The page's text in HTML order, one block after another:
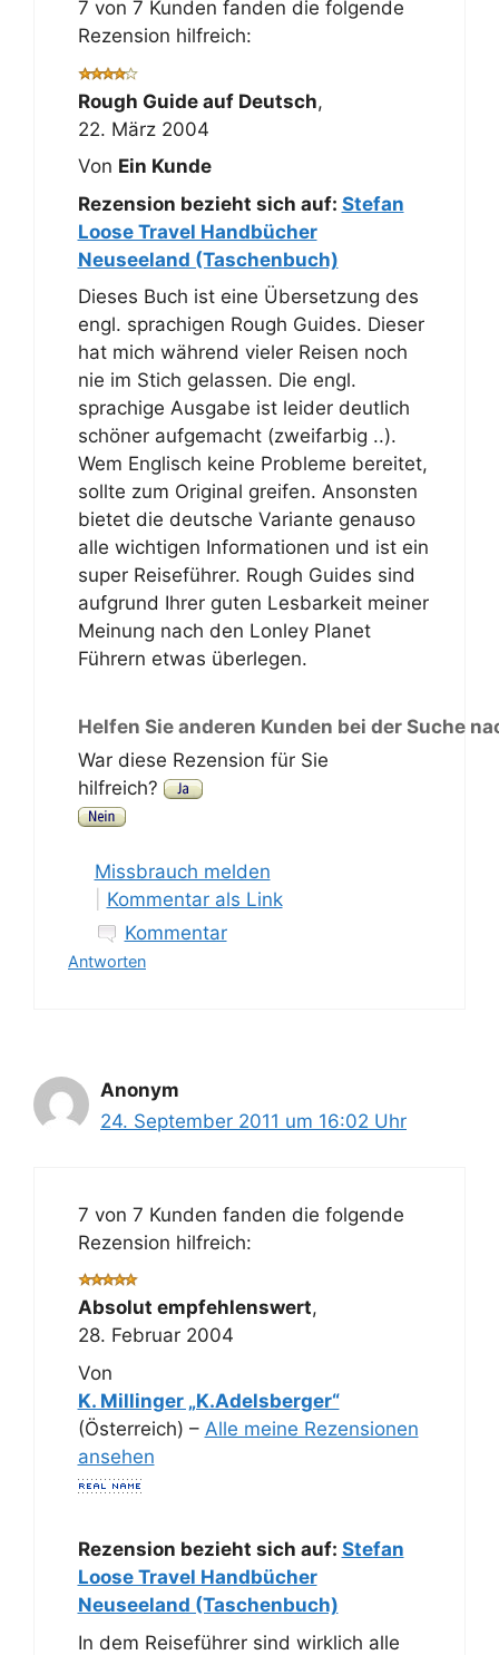
7 von 7 Kunden fanden die folgende
Rezension hilfreich:
Rough Guide auf Deutsch,
22. März 2004
Von Ein Kunde
Rezension bezieht sich auf: Stefan
Loose Travel Handbücher
Neuseeland (Taschenbuch)
Dieses Buch ist eine Übersetzung des
engl. sprachigen Rough Guides. Dieser
hat mich während vieler Reisen noch
nie im Stich gelassen. Die engl.
sprachige Ausgabe ist leider deutlich
schöner aufgemacht (zweifarbig ..).
Wem Englisch keine Probleme bereitet,
sollte zum Original greifen. Ansonsten
bietet die deutsche Variante genauso
alle wichtigen Informationen und ist ein
super Reiseführer. Rough Guides sind
aufgrund Ihrer guten Lesbarkeit meiner
Meinung nach den Lonley Planet
Führern etwas überlegen.
Helfen Sie anderen Kunden bei der Suche
War diese Rezension für Sie
hilfreich?
Missbrauch melden
Kommentar als Link
Kommentar
Antworten
Anonym
24. September 2011 um 16:02 Uhr
7 von 7 Kunden fanden die folgende
Rezension hilfreich:
Absolut empfehlenswert,
28. Februar 2004
Von
K. Millinger „K.Adelsberger“
(Österreich) – Alle meine Rezensionen
ansehen
Rezension bezieht sich auf: Stefan
Loose Travel Handbücher
Neuseeland (Taschenbuch)
In dem Reiseführer sind wirklich alle